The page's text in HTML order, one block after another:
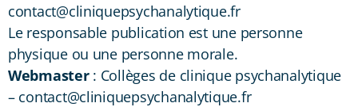
contact@cliniquepsychanalytique.fr
Le responsable publication est une personne
physique ou une personne morale.
Webmaster: Collèges de clinique psychanalytique
– contact@cliniquepsychanalytique.fr